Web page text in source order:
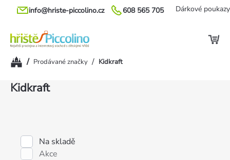
Přejít
608 565 705
info@hriste-piccolino.cz Dárkové poukazy
Domů/ Prodávané značky / Kidkraft
Kidkraft
Na skladě
Akce
Výpis